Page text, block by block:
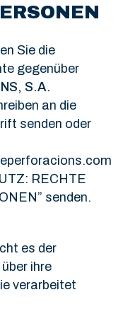
Sie die
gegenüber
S.A.
an die
senden oder
RECHTE
senden.
es der
ihre
verarbeitet